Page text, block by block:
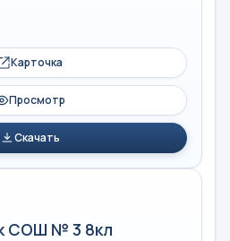
Карточка
Просмотр
Скачать
СОШ № 3 8кл